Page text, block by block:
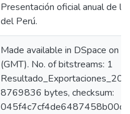
Presentación oficial anual de
del Perú.
Made available in DSpace
(GMT). No. of bitstreams: 1
8769836 bytes, checksum: